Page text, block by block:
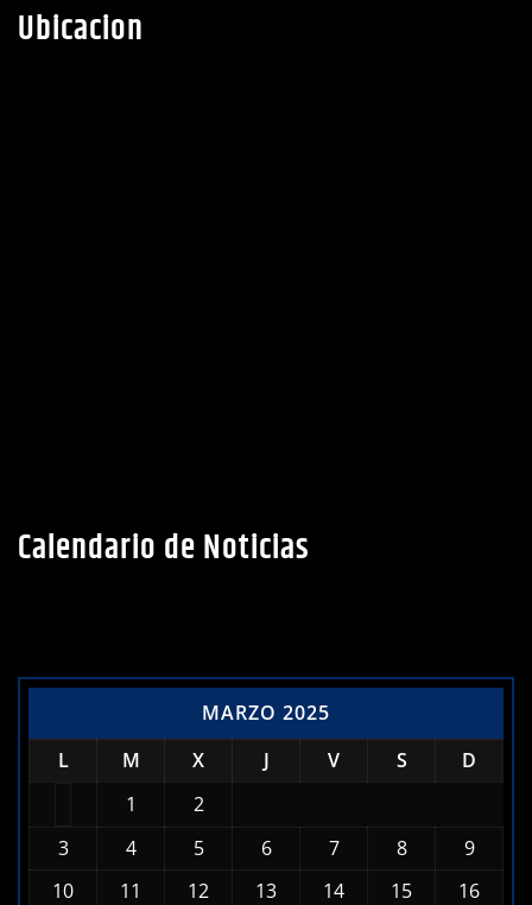
Ubicacion
Calendario de Noticias
MARZO 2025
L
M X J V S
D
1
2
3
4 5 6 7 8
9
10
11 12 13 14 15 16